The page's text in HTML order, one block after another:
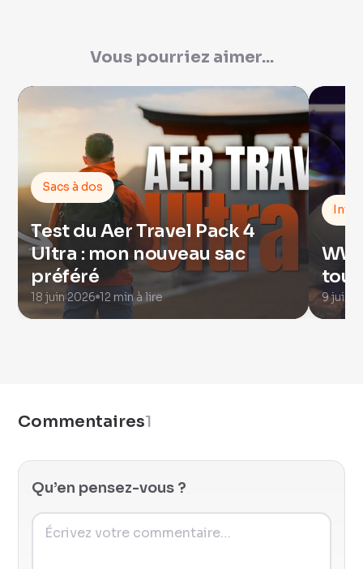
Vous pourriez aimer...
Sacs à dos
Test du Aer Travel Pack 4
Ultra : mon nouveau sac
préféré
18 juin 2026 12 min à lire 9 juin
Commentaires1
Qu’en pensez-vous ?